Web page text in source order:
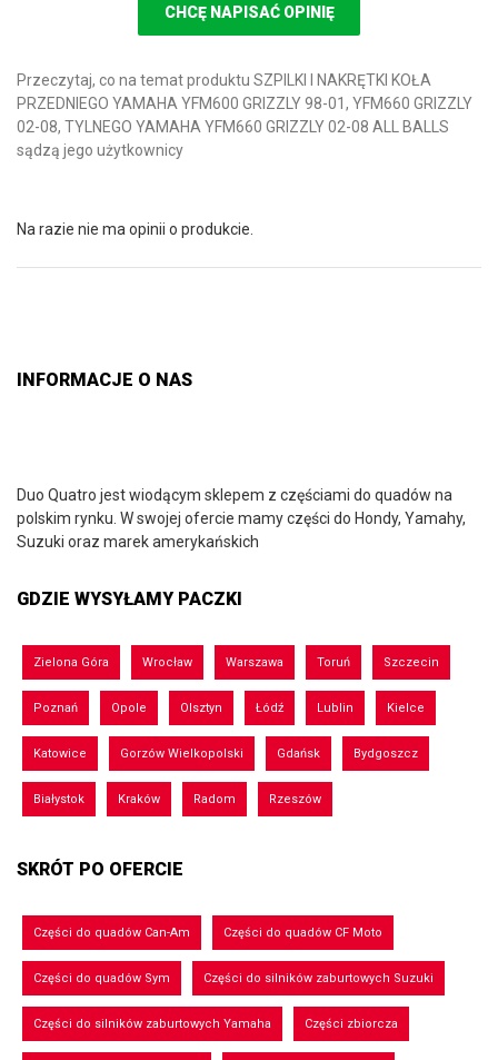
CHCĘ NAPISAĆ OPINIĘ
Przeczytaj, co na temat produktu SZPILKI I NAKRĘTKI KOŁA
PRZEDNIEGO YAMAHA YFM600 GRIZZLY 98-01, YFM660 GRIZZLY
02-08, TYLNEGO YAMAHA YFM660 GRIZZLY 02-08 ALL BALLS
sądzą jego użytkownicy
Na razie nie ma opinii o produkcie.
INFORMACJE O NAS
Duo Quatro jest wiodącym sklepem z częściami do quadów na
polskim rynku. W swojej ofercie mamy części do Hondy, Yamahy,
Suzuki oraz marek amerykańskich
GDZIE WYSYŁAMY PACZKI
Zielona Góra Wrocław Warszawa Toruń Szczecin
Poznań Opole Olsztyn Łódź Lublin Kielce
Katowice Gorzów Wielkopolski Gdańsk Bydgoszcz
Białystok Kraków Radom Rzeszów
SKRÓT PO OFERCIE
Części do quadów Can-Am Części do quadów CF Moto
Części do quadów Sym Części do silników zaburtowych Suzuki
Części do silników zaburtowych Yamaha Części zbiorcza